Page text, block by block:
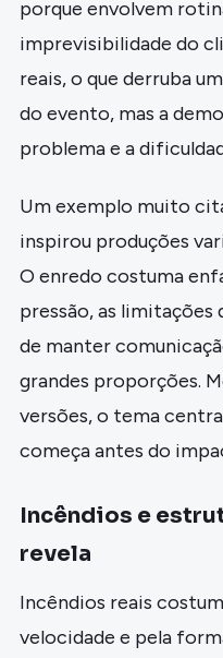
porque envolvem
imprevisibilidade do
reais, o que derruba
do evento, mas a
problema e a
Um exemplo muito
inspirou produções
O enredo costuma
pressão, as limitações
de manter
grandes proporções.
versões, o tema
começa antes do
Incêndios e
revela
Incêndios reais
velocidade e pela